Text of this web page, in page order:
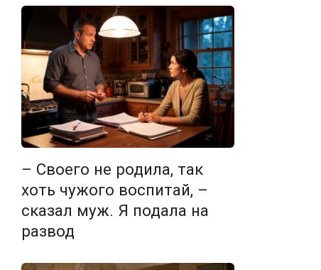
– Своего не родила, так
хоть чужого воспитай, –
сказал муж. Я подала на
развод